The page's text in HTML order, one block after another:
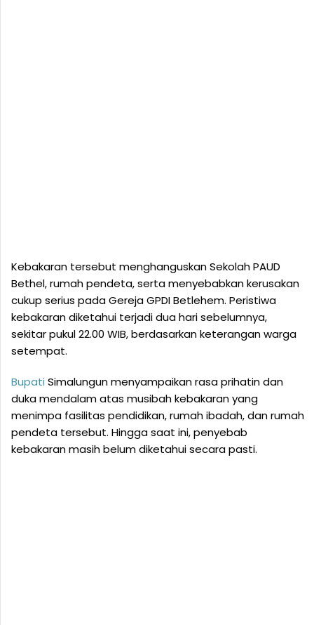
Kebakaran tersebut menghanguskan Sekolah PAUD
Bethel, rumah pendeta, serta menyebabkan kerusakan
cukup serius pada Gereja GPDI Betlehem. Peristiwa
kebakaran diketahui terjadi dua hari sebelumnya,
sekitar pukul 22.00 WIB, berdasarkan keterangan warga
setempat.
Bupati Simalungun menyampaikan rasa prihatin dan
duka mendalam atas musibah kebakaran yang
menimpa fasilitas pendidikan, rumah ibadah, dan rumah
pendeta tersebut. Hingga saat ini, penyebab
kebakaran masih belum diketahui secara pasti.